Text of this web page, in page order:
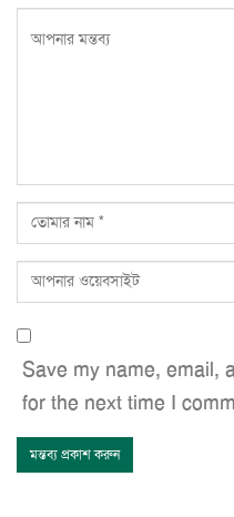
Save my name, email,
for the next time I